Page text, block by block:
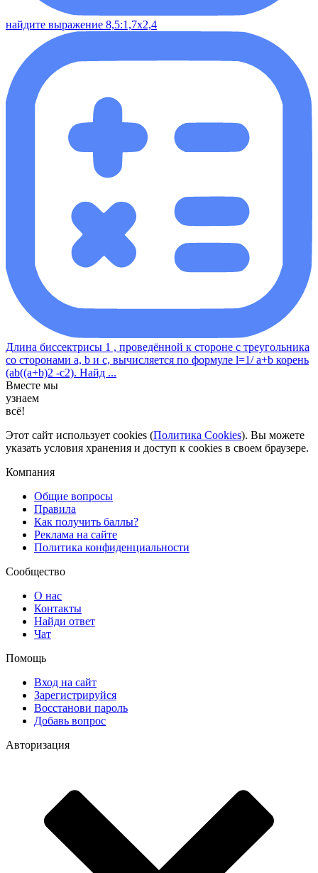
найдите выражение 8,5:1,7х2,4
Длина биссектрисы 1 , проведённой к стороне с треугольника
со сторонами a, b и с, вычисляется по формуле l=1/ a+b корень
(ab((a+b)2 -c2). Найд ...
Вместе мы
узнаем
всё!
Этот сайт использует cookies (Политика Cookies). Вы можете
указать условия хранения и доступ к cookies в своем браузере.
Компания
Общие вопросы
Правила
Как получить баллы?
Реклама на сайте
Политика конфиденциальности
Сообщество
О нас
Контакты
Найди ответ
Чат
Помощь
Вход на сайт
Зарегистрируйся
Восстанови пароль
Добавь вопрос
Авторизация